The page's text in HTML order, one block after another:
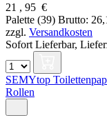
21 , 95 €
Palette (39) Brutto:
zzgl. Versandkosten
Sofort Lieferbar,
SEMYtop
Rollen